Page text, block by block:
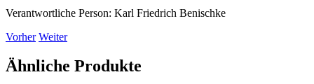
Verantwortliche Person: Karl Friedrich Benischke
Vorher Weiter
Ähnliche Produkte